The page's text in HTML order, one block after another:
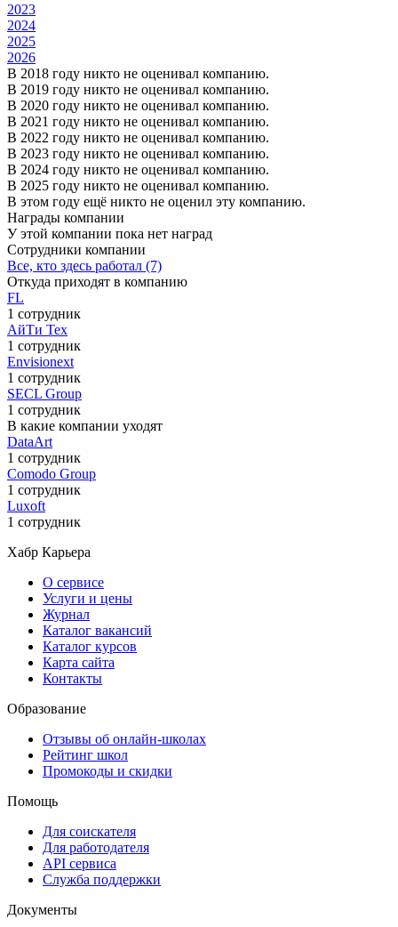
2023
2024
2025
2026
В 2018 году никто не оценивал компанию.
В 2019 году никто не оценивал компанию.
В 2020 году никто не оценивал компанию.
В 2021 году никто не оценивал компанию.
В 2022 году никто не оценивал компанию.
В 2023 году никто не оценивал компанию.
В 2024 году никто не оценивал компанию.
В 2025 году никто не оценивал компанию.
В этом году ещё никто не оценил эту компанию.
Награды компании
У этой компании пока нет наград
Сотрудники компании
Все, кто здесь работал (7)
Откуда приходят в компанию
FL
1 сотрудник
АйТи Тех
1 сотрудник
Envisionext
1 сотрудник
SECL Group
1 сотрудник
В какие компании уходят
DataArt
1 сотрудник
Comodo Group
1 сотрудник
Luxoft
1 сотрудник
Хабр Карьера
О сервисе
Услуги и цены
Журнал
Каталог вакансий
Каталог курсов
Карта сайта
Контакты
Образование
Отзывы об онлайн-школах
Рейтинг школ
Промокоды и скидки
Помощь
Для соискателя
Для работодателя
API сервиса
Служба поддержки
Документы